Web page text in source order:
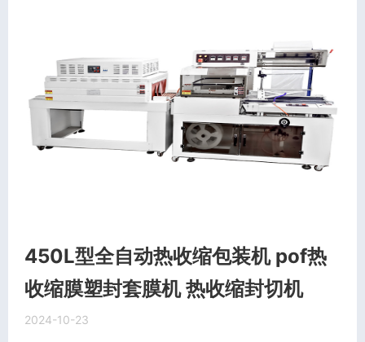
450L型全自动热收缩包装机 pof热
收缩膜塑封套膜机 热收缩封切机
2024-10-23